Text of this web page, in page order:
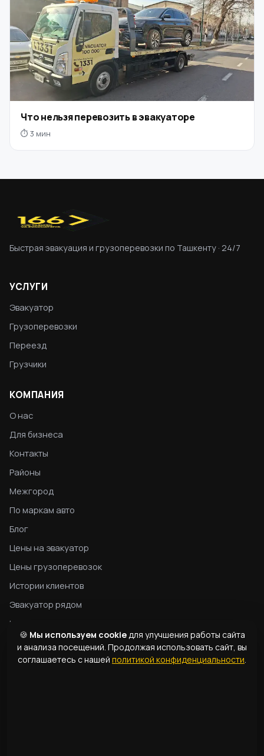
Что нельзя перевозить в эвакуаторе
⏱ 3 мин
Быстрая эвакуация и грузоперевозки по Ташкенту · 24/7
УСЛУГИ
Эвакуатор
Грузоперевозки
Переезд
Грузчики
КОМПАНИЯ
О нас
Для бизнеса
Контакты
Районы
Межгород
По маркам авто
Блог
Цены на эвакуатор
Цены грузоперевозок
Истории клиентов
Эвакуатор рядом
Конфиденциальность
Гид по эвакуатору
Типы эвакуаторов
🍪 Мы используем cookieдля улучшения работы сайта
и анализа посещений. Продолжая использовать сайт, вы
соглашаетесь с нашей политикой конфиденциальности.